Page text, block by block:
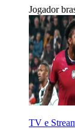
Jogador
TV e